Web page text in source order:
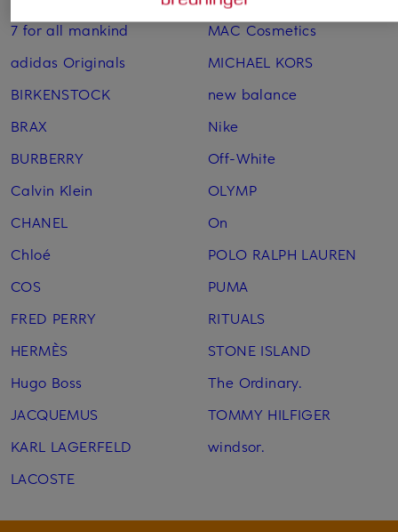
7 for all mankind
adidas Originals
BIRKENSTOCK
BRAX
BURBERRY
Calvin Klein
CHANEL
Chloé
COS
FRED PERRY
HERMÈS
Hugo Boss
JACQUEMUS
KARL LAGERFELD
LACOSTE
MAC Cosmetics
MICHAEL KORS
new balance
Nike
Off-White
OLYMP
On
POLO RALPH LAUREN
PUMA
RITUALS
STONE ISLAND
The Ordinary.
TOMMY HILFIGER
windsor.